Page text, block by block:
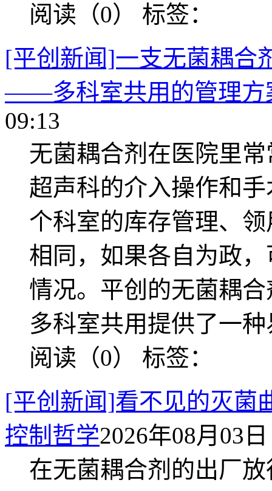
阅读（0） 标签：
[平创新闻]一支无菌耦合
——多科室共用的管理
09:13
无菌耦合剂在医院里
超声科的介入操作和
个科室的库存管理、
相同，如果各自为政
情况。平创的无菌耦
多科室共用提供了一
阅读（0） 标签：
[平创新闻]看不见的灭
控制哲学2026年08月03
在无菌耦合剂的出厂